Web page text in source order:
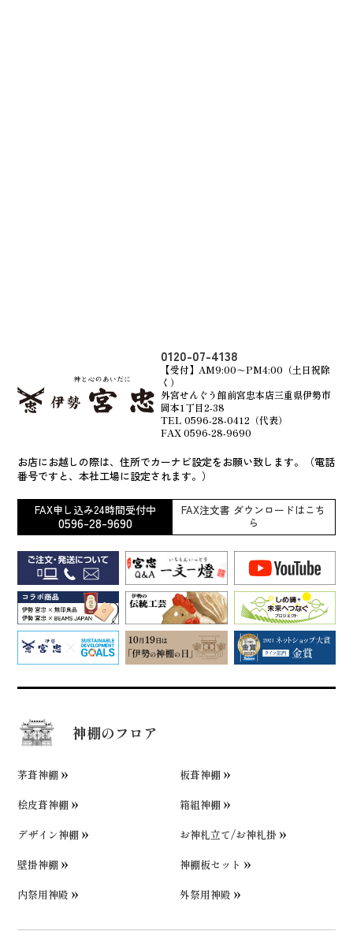
0120-07-4138
【受付】AM9:00～PM4:00（土日祝除
く）
外宮せんぐう館前宮忠本店三重県伊勢市
岡本1丁目2-38
TEL 0596-28-0412（代表）
FAX 0596-28-9690
お店にお越しの際は、住所でカーナビ設定をお願い致します。（電話
番号ですと、本社工場に設定されます。）
FAX申し込み24時間受付中
0596-28-9690
FAX注文書 ダウンロードはこち
ら
神棚のフロア
茅葺神棚
板葺神棚
桧皮葺神棚
箱組神棚
デザイン神棚
お神札立て/お神札掛
壁掛神棚
神棚板セット
内祭用神殿
外祭用神殿